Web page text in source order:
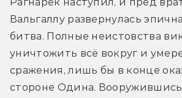
Рагнарёк наступил, и пред
Вальгаллу развернулась
битва. Полные неистовства
уничтожить всё вокруг и
сражения, лишь бы в конце
стороне Одина.